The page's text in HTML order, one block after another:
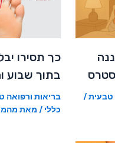
סטרס
טבעית/
כך תסירו
בתוך שבוע
בריאות ורפואה
כללי / מאת